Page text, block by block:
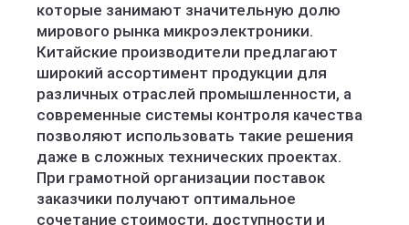
которые занимают значительную долю
мирового рынка микроэлектроники.
Китайские производители предлагают
широкий ассортимент продукции для
различных отраслей промышленности, а
современные системы контроля качества
позволяют использовать такие решения
даже в сложных технических проектах.
При грамотной организации поставок
заказчики получают оптимальное
сочетание стоимости, доступности и